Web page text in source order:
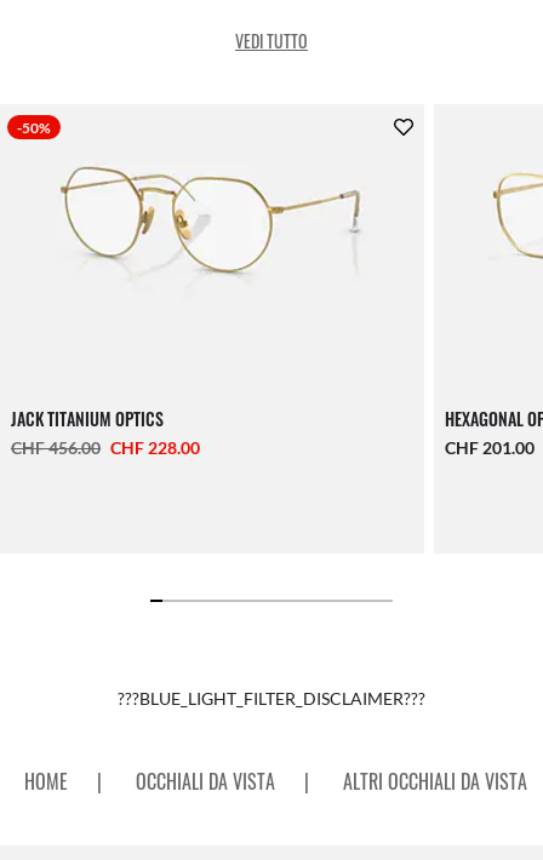
VEDI TUTTO
-50%
JACK TITANIUM OPTICS
CHF 456.00 CHF 228.00
HEXAGONAL
CHF 201.00
???BLUE_LIGHT_FILTER_DISCLAIMER???
HOME | OCCHIALI DA VISTA | ALTRI OCCHIALI DA VISTA